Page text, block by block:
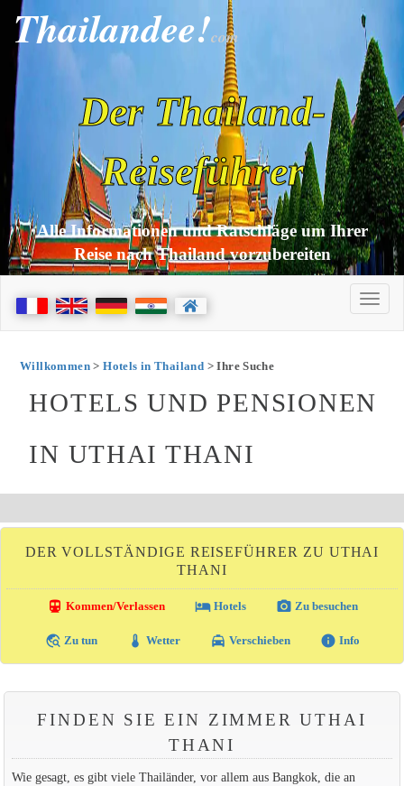
Thailandee!com
Der Thailand-
Reiseführer
Alle Informationen und Ratschläge um Ihrer
Reise nach Thailand vorzubereiten
Willkommen>Hotels in Thailand > Ihre Suche
HOTELS UND PENSIONEN
IN UTHAI THANI
DER VOLLSTÄNDIGE REISEFÜHRER ZU UTHAI
THANI
directions_transit Kommen/Verlassen local_hotelHotels photo_camera Zu besuchen
travel_explore Zu tun thermostat Wetter local_taxi Verschieben info Info
FINDEN SIE EIN ZIMMER UTHAI
THANI
Wie gesagt, es gibt viele Thailänder, vor allem aus Bangkok, die an